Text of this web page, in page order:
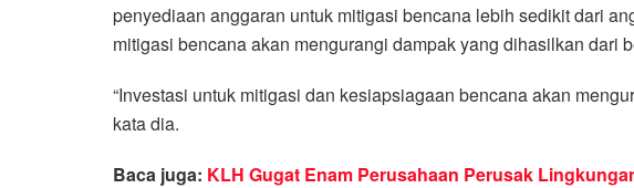
penyediaan anggaran untuk mitigasi bencana lebih sedikit dari
mitigasi bencana akan mengurangi dampak yang dihasilkan dari
“Investasi untuk mitigasi dan kesiapsiagaan bencana akan
kata dia.
Baca juga: KLH Gugat Enam Perusahaan Perusak